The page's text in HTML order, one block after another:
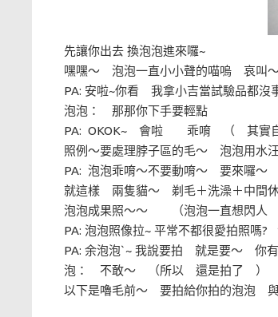
先讓你出去 換泡泡進來囉~
嘿嘿～ 泡泡一直小小聲的喵嗚 哀
PA: 安啦~你看 我拿小吉當試驗品都
泡泡： 那那你下手要輕點
PA: OKOK~ 會啦 乖唷 （ 其實自
照例～要處理脖子區的毛～ 泡泡用
PA: 泡泡乖唷～不要動唷～ 要來囉～
就這樣 兩隻貓～ 剃毛＋洗澡＋中間
泡泡成果照～～ （泡泡一直想閃人
PA: 泡泡照像拉~ 平常不都很愛拍照嗎
PA: 余泡泡`~ 我說要拍 就是要～ 你有
泡： 不敢～ （所以 還是拍了 ）
以下是嚕毛前～ 要拍給你拍的泡泡 與